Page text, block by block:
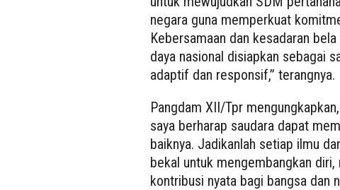
negara guna memperkuat
Kebersamaan dan kesadaran
daya nasional disiapkan sebagai
adaptif dan responsif,” terangnya.
Pangdam XII/Tpr
saya berharap saudara dapat
baiknya. Jadikanlah setiap ilmu
bekal untuk mengembangkan
kontribusi nyata bagi bangsa dan